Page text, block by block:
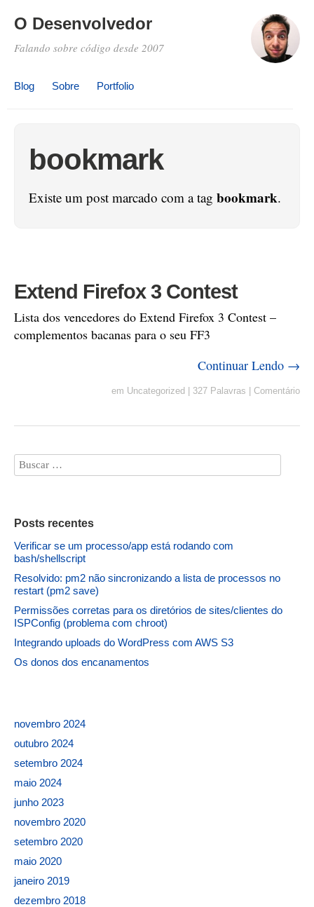
O Desenvolvedor
Falando sobre código desde 2007
Blog Sobre Portfolio
bookmark
Existe um post marcado com a tag bookmark.
Extend Firefox 3 Contest
Lista dos vencedores do Extend Firefox 3 Contest –
complementos bacanas para o seu FF3
Continuar Lendo →
em Uncategorized 327 Palavras Comentário
Posts recentes
Verificar se um processo/app está rodando com
bash/shellscript
Resolvido: pm2 não sincronizando a lista de processos no
restart (pm2 save)
Permissões corretas para os diretórios de sites/clientes do
ISPConfig (problema com chroot)
Integrando uploads do WordPress com AWS S3
Os donos dos encanamentos
novembro 2024
outubro 2024
setembro 2024
maio 2024
junho 2023
novembro 2020
setembro 2020
maio 2020
janeiro 2019
dezembro 2018